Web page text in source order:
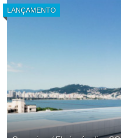
LANÇAMENTO